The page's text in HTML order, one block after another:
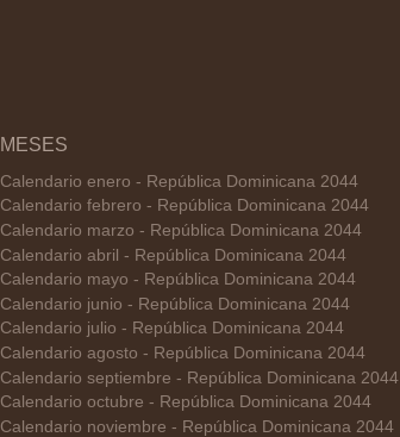
MESES
Calendario enero - República Dominicana 2044
Calendario febrero - República Dominicana 2044
Calendario marzo - República Dominicana 2044
Calendario abril - República Dominicana 2044
Calendario mayo - República Dominicana 2044
Calendario junio - República Dominicana 2044
Calendario julio - República Dominicana 2044
Calendario agosto - República Dominicana 2044
Calendario septiembre - República Dominicana 2044
Calendario octubre - República Dominicana 2044
Calendario noviembre - República Dominicana 2044